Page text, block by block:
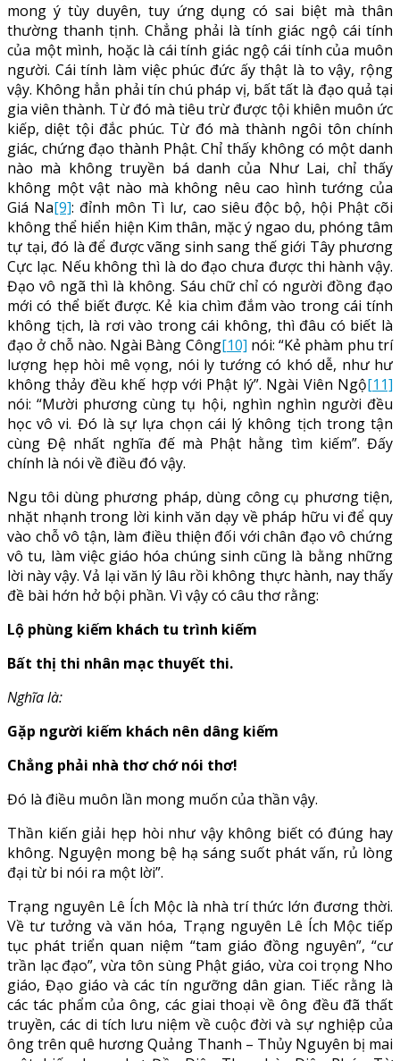
mong ý tùy duyên, tuy ứng dụng có sai biệt mà thân
thường thanh tịnh. Chẳng phải là tính giác ngộ cái tính
của một mình, hoặc là cái tính giác ngộ cái tính của muôn
người. Cái tính làm việc phúc đức ấy thật là to vậy, rộng
vậy. Không hẳn phải tín chú pháp vị, bất tất là đạo quả tại
gia viên thành. Từ đó mà tiêu trừ được tội khiên muôn ức
kiếp, diệt tội đắc phúc. Từ đó mà thành ngôi tôn chính
giác, chứng đạo thành Phật. Chỉ thấy không có một danh
nào mà không truyền bá danh của Như Lai, chỉ thấy
không một vật nào mà không nêu cao hình tướng của
Giá Na[9]: đỉnh môn Tì lư, cao siêu độc bộ, hội Phật cõi
không thể hiển hiện Kim thân, mặc ý ngao du, phóng tâm
tự tại, đó là để được vãng sinh sang thế giới Tây phương
Cực lạc. Nếu không thì là do đạo chưa được thi hành vậy.
Đạo vô ngã thì là không. Sáu chữ chỉ có người đồng đạo
mới có thể biết được. Kẻ kia chìm đắm vào trong cái tính
không tịch, là rơi vào trong cái không, thì đâu có biết là
đạo ở chỗ nào. Ngài Bàng Công[10] nói: “Kẻ phàm phu trí
lượng hẹp hòi mê vọng, nói ly tướng có khó dễ, như hư
không thảy đều khế hợp với Phật lý”. Ngài Viên Ngộ[11]
nói: “Mười phương cùng tụ hội, nghìn nghìn người đều
học vô vi. Đó là sự lựa chọn cái lý không tịch trong tận
cùng Đệ nhất nghĩa đế mà Phật hằng tìm kiếm”. Đấy
chính là nói về điều đó vậy.
Ngu tôi dùng phương pháp, dùng công cụ phương tiện,
nhặt nhạnh trong lời kinh văn dạy về pháp hữu vi để quy
vào chỗ vô tận, làm điều thiện đối với chân đạo vô chứng
vô tu, làm việc giáo hóa chúng sinh cũng là bằng những
lời này vậy. Vả lại văn lý lâu rồi không thực hành, nay thấy
đề bài hớn hở bội phần. Vì vậy có câu thơ rằng:
Lộ phùng kiếm khách tu trình kiếm
Bất thị thi nhân mạc thuyết thi.
Nghĩa là:
Gặp người kiếm khách nên dâng kiếm
Chẳng phải nhà thơ chớ nói thơ!
Đó là điều muôn lần mong muốn của thần vậy.
Thần kiến giải hẹp hòi như vậy không biết có đúng hay
không. Nguyện mong bệ hạ sáng suốt phát vấn, rủ lòng
đại từ bi nói ra một lời”.
Trạng nguyên Lê Ích Mộc là nhà trí thức lớn đương thời.
Về tư tưởng và văn hóa, Trạng nguyên Lê Ích Mộc tiếp
tục phát triển quan niệm “tam giáo đồng nguyên”, “cư
trần lạc đạo”, vừa tôn sùng Phật giáo, vừa coi trọng Nho
giáo, Đạo giáo và các tín ngưỡng dân gian. Tiếc rằng là
các tác phẩm của ông, các giai thoại về ông đều đã thất
truyền, các di tích lưu niệm về cuộc đời và sự nghiệp của
ông trên quê hương Quảng Thanh – Thủy Nguyên bị mai